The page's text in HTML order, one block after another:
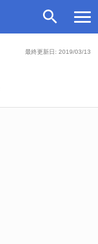
最終更新日: 2019/03/13